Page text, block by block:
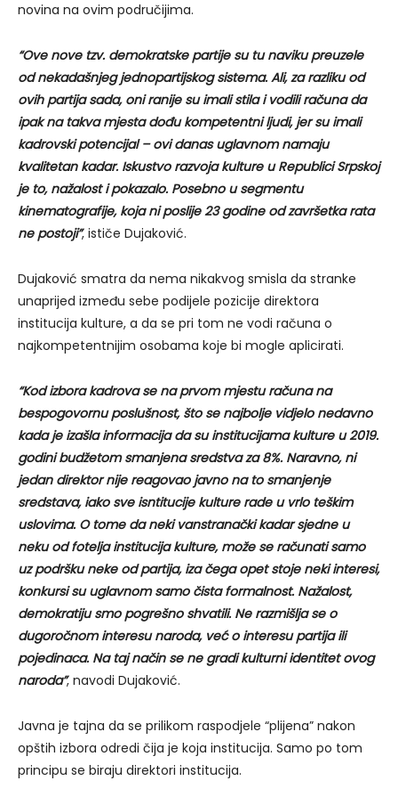
novina na ovim područijima.
“Ove nove tzv. demokratske partije su tu naviku preuzele
od nekadašnjeg jednopartijskog sistema. Ali, za razliku od
ovih partija sada, oni ranije su imali stila i vodili računa da
ipak na takva mjesta dođu kompetentni ljudi, jer su imali
kadrovski potencijal – ovi danas uglavnom namaju
kvalitetan kadar. Iskustvo razvoja kulture u Republici Srpskoj
je to, nažalost i pokazalo. Posebno u segmentu
kinematografije, koja ni poslije 23 godine od završetka rata
ne postoji”, ističe Dujaković.
Dujaković smatra da nema nikakvog smisla da stranke
unaprijed između sebe podijele pozicije direktora
institucija kulture, a da se pri tom ne vodi računa o
najkompetentnijim osobama koje bi mogle aplicirati.
“Kod izbora kadrova se na prvom mjestu računa na
bespogovornu poslušnost, što se najbolje vidjelo nedavno
kada je izašla informacija da su institucijama kulture u 2019.
godini budžetom smanjena sredstva za 8%. Naravno, ni
jedan direktor nije reagovao javno na to smanjenje
sredstava, iako sve isntitucije kulture rade u vrlo teškim
uslovima. O tome da neki vanstranački kadar sjedne u
neku od fotelja institucija kulture, može se računati samo
uz podršku neke od partija, iza čega opet stoje neki interesi,
konkursi su uglavnom samo čista formalnost. Nažalost,
demokratiju smo pogrešno shvatili. Ne razmišlja se o
dugoročnom interesu naroda, već o interesu partija ili
pojedinaca. Na taj način se ne gradi kulturni identitet ovog
naroda”, navodi Dujaković.
Javna je tajna da se prilikom raspodjele “plijena” nakon
opštih izbora odredi čija je koja institucija. Samo po tom
principu se biraju direktori institucija.